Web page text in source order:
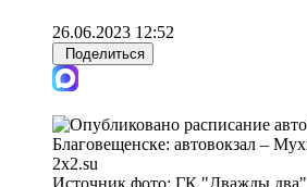
26.06.2023 12:52
Поделиться
Источник фото: ГК "Дважды два"